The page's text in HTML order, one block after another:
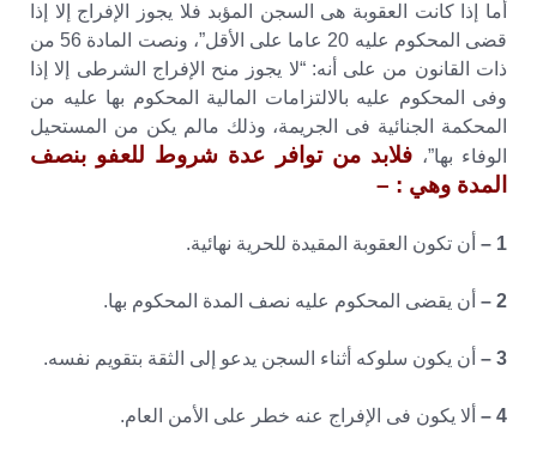
أما إذا كانت العقوبة هى السجن المؤبد فلا يجوز الإفراج إلا إذا
قضى المحكوم عليه 20 عاما على الأقل”، ونصت المادة 56 من
ذات القانون من على أنه: “لا يجوز منح الإفراج الشرطى إلا إذا
وفى المحكوم عليه بالالتزامات المالية المحكوم بها عليه من
المحكمة الجنائية فى الجريمة، وذلك مالم يكن من المستحيل
الوفاء بها”، فلابد من توافر عدة شروط للعفو بنصف
المدة وهي : –
1 – أن تكون العقوبة المقيدة للحرية نهائية.
2 – أن يقضى المحكوم عليه نصف المدة المحكوم بها.
3 – أن يكون سلوكه أثناء السجن يدعو إلى الثقة بتقويم نفسه.
4 – ألا يكون فى الإفراج عنه خطر على الأمن العام.